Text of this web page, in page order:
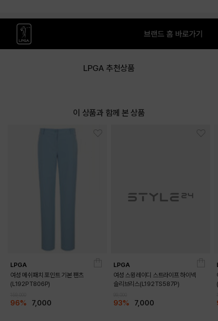
LPGA 추천상품
이 상품과 함께 본 상품
LPGA
여성 메쉬패치 포인트 기본 팬츠
(L192PT806P)
96% 7,000
LPGA
여성 스윙레이디 스트라이프 하이넥
슬리브리스(L192TS587P)
93% 7,000